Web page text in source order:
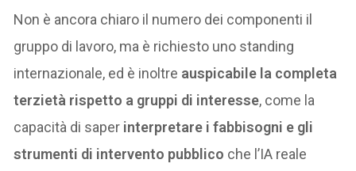
Non è ancora chiaro il numero dei componenti il
gruppo di lavoro, ma è richiesto uno standing
internazionale, ed è inoltre auspicabile la completa
terzietà rispetto a gruppi di interesse, come la
capacità di saper interpretare i fabbisogni e gli
strumenti di intervento pubblico che l’IA reale